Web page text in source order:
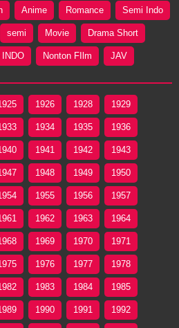
Anime Romance Semi Indo
semi Movie Drama Short
INDO Nonton FIlm JAV
1926 1928 1929
1934 1935 1936
1941 1942 1943
1948 1949 1950
1955 1956 1957
1962 1963 1964
1969 1970 1971
1976 1977 1978
1983 1984 1985
1990 1991 1992